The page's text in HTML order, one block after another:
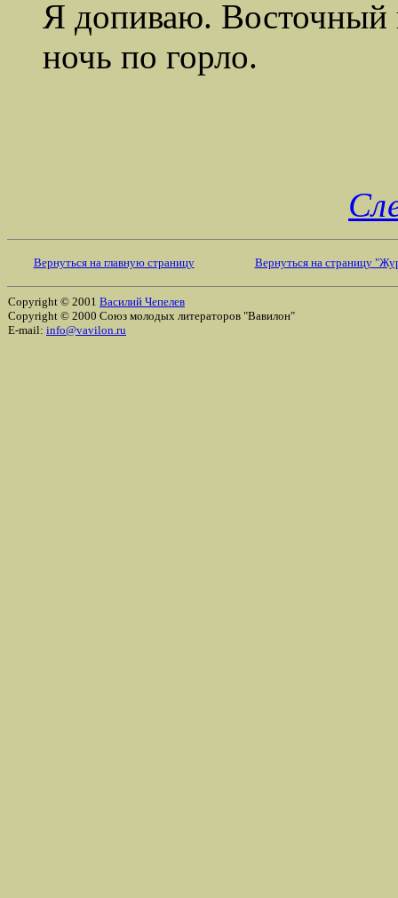
Я допиваю. Восточный
ночь по горло.
Вернуться на главную страницу Вернуться на страницу
Copyright © 2001 Василий Чепелев
Copyright © 2000 Союз молодых литераторов "Вавилон"
E-mail: info@vavilon.ru